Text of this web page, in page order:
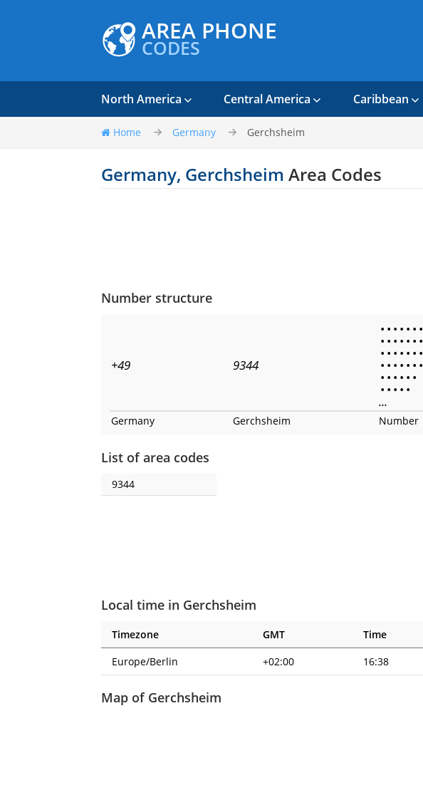
AREA PHONE
CODES
North America Central America Caribbean
Home Germany Gerchsheim
Germany, Gerchsheim Area Codes
Number structure
+49 9344
• • • • • • •
• • • • • • •
• • • • • • •
• • • • • • •
• • • • • •
• • • • •
...
Germany Gerchsheim Number
List of area codes
9344
Local time in Gerchsheim
Timezone GMT
Time
Europe/Berlin
+02:00 16:38
Map of Gerchsheim